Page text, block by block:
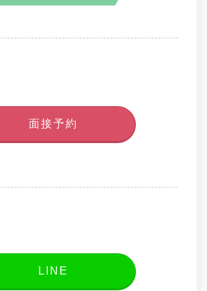
面接予約
LINE